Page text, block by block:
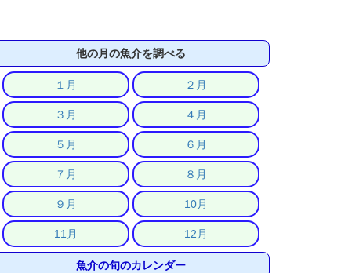
他の月の魚介を調べる
１月 ２月
３月 ４月
５月 ６月
７月 ８月
９月 10月
11月 12月
魚介の旬のカレンダー